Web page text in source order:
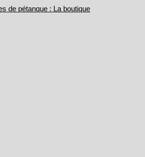
de pétanque : La boutique